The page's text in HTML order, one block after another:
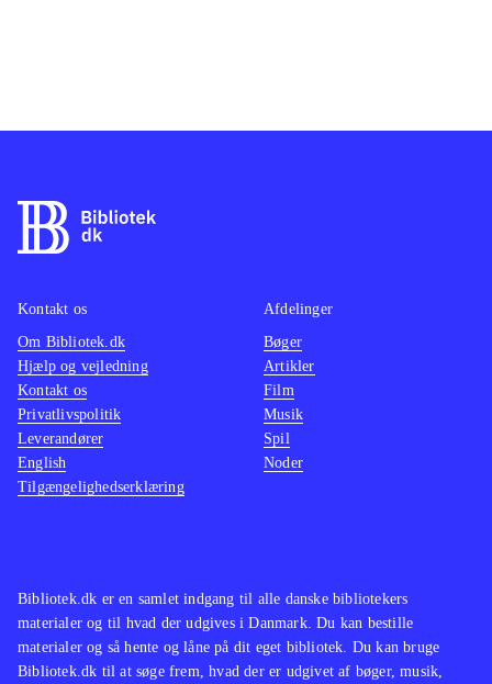
Bibliotek.dk er en samlet indgang til alle danske bibliotekers
materialer og til hvad der udgives i Danmark. Du kan bestille
materialer og så hente og låne på dit eget bibliotek. Du kan bruge
Bibliotek.dk til at søge frem, hvad der er udgivet af bøger, musik,
Kontakt os
Om Bibliotek.dk
Hjælp og vejledning
Kontakt os
Privatlivspolitik
Leverandører
English
Tilgængelighedserklæring
Afdelinger
Bøger
Artikler
Film
Musik
Spil
Noder